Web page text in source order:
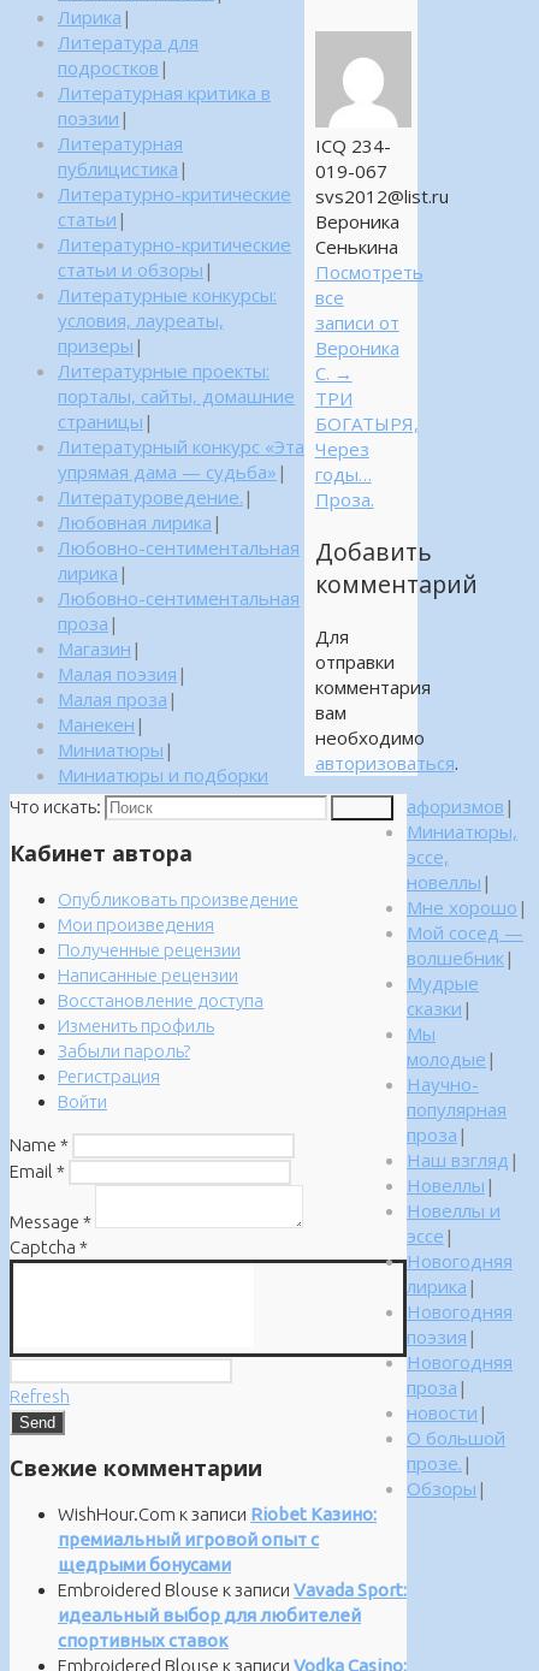
ICQ 234-
019-067
svs2012@list.ru
Вероника
Сенькина
Посмотреть
все
записи от
Вероника
С. →
ТРИ
БОГАТЫРЯ,
Через
годы…
Проза.
Добавить
комментарий
Для
отправки
комментария
вам
необходимо
авторизоваться.
Что искать:
Кабинет автора
Опубликовать произведение
Мои произведения
Полученные рецензии
Написанные рецензии
Восстановление доступа
Изменить профиль
Забыли пароль?
Регистрация
Войти
Name *
Email *
Message *
Captcha *
Refresh
Свежие комментарии
WishHour.Com к записи Riobet Казино:
премиальный игровой опыт с
щедрыми бонусами
Embroidered Blouse к записи Vavada Sport:
идеальный выбор для любителей
спортивных ставок
Embroidered Blouse к записи Vodka Casino:
Лирика |
Литература для
подростков |
Литературная критика в
поэзии |
Литературная
публицистика |
Литературно-критические
статьи |
Литературно-критические
статьи и обзоры |
Литературные конкурсы:
условия, лауреаты,
призеры |
Литературные проекты:
порталы, сайты, домашние
страницы |
Литературный конкурс «Эта
упрямая дама — судьба» |
Литературоведение. |
Любовная лирика |
Любовно-сентиментальная
лирика |
Любовно-сентиментальная
проза |
Магазин |
Малая поэзия |
Малая проза |
Манекен |
Миниатюры |
Миниатюры и подборки
афоризмов |
Миниатюры,
эссе,
новеллы |
Мне хорошо |
Мой сосед —
волшебник|
Мудрые
сказки |
Мы
молодые |
Научно-
популярная
проза |
Наш взгляд |
Новеллы |
Новеллы и
эссе |
Новогодняя
лирика |
Новогодняя
поэзия |
Новогодняя
проза |
новости |
О большой
прозе. |
Обзоры |